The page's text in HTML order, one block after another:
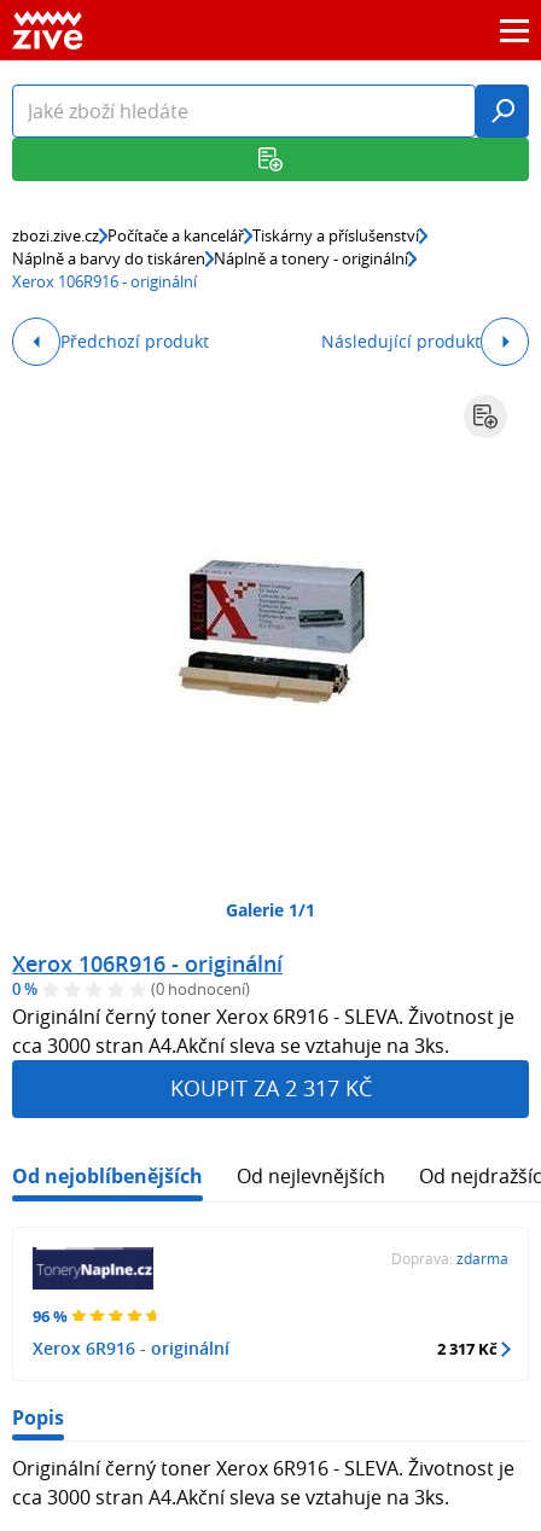
zbozi.zive.cz Počítače a kancelář Tiskárny a příslušenství
Náplně a barvy do tiskáren Náplně a tonery - originální
Xerox 106R916 - originální
Předchozí produkt Následující produkt
Galerie 1/1
Xerox 106R916 - originální
0 % (0 hodnocení)
Originální černý toner Xerox 6R916 - SLEVA. Životnost je
cca 3000 stran A4.Akční sleva se vztahuje na 3ks.
KOUPIT ZA 2 317 KČ
Od nejoblíbenějších Od nejlevnějších Od
96 %
Xerox 6R916 - originální
Doprava: zdarma
2 317 Kč
Popis
Originální černý toner Xerox 6R916 - SLEVA. Životnost je
cca 3000 stran A4.Akční sleva se vztahuje na 3ks.